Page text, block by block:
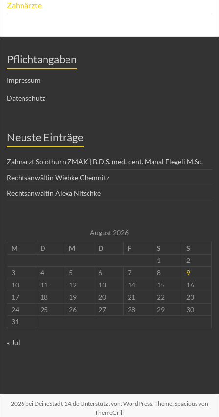
Zahnärzte
Pflichtangaben
Impressum
Datenschutz
Neuste Einträge
Zahnarzt Solothurn ZMAK | B.D.S. med. dent. Manal Elegeli M.Sc.
Rechtsanwältin Wiebke Chemnitz
Rechtsanwältin Alexa Nitschke
August 2026
M
D M D F S
S
1
2
3
4 5 6 7 8
9
10
11 12 13 14 15
16
17
18 19 20 21 22
23
24
25 26 27 28 29
30
31
« Jul
2026 bei DeineStadt-24.deUnterstützt von: WordPress. Theme: Spacious von
ThemeGrill